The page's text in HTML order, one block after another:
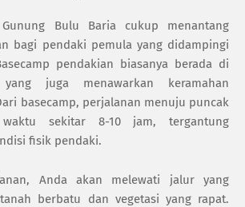
Bulu Baria cukup menantang
bagi pendaki pemula yang didampingi
pendakian biasanya berada di
juga menawarkan keramahan
basecamp, perjalanan menuju puncak
sekitar 8-10 jam, tergantung
fisik pendaki.
Anda akan melewati jalur yang
berbatu dan vegetasi yang rapat.